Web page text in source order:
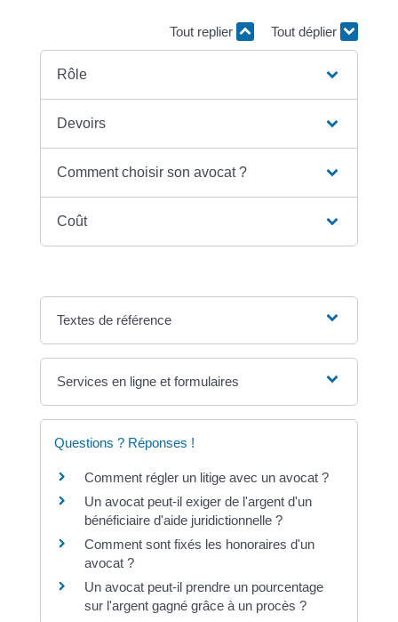
Tout replier Tout déplier
Rôle
Devoirs
Comment choisir son avocat ?
Coût
Textes de référence
Services en ligne et formulaires
Questions ? Réponses !
Comment régler un litige avec un avocat ?
Un avocat peut-il exiger de l'argent d'un
bénéficiaire d'aide juridictionnelle ?
Comment sont fixés les honoraires d'un
avocat ?
Un avocat peut-il prendre un pourcentage
sur l'argent gagné grâce à un procès ?